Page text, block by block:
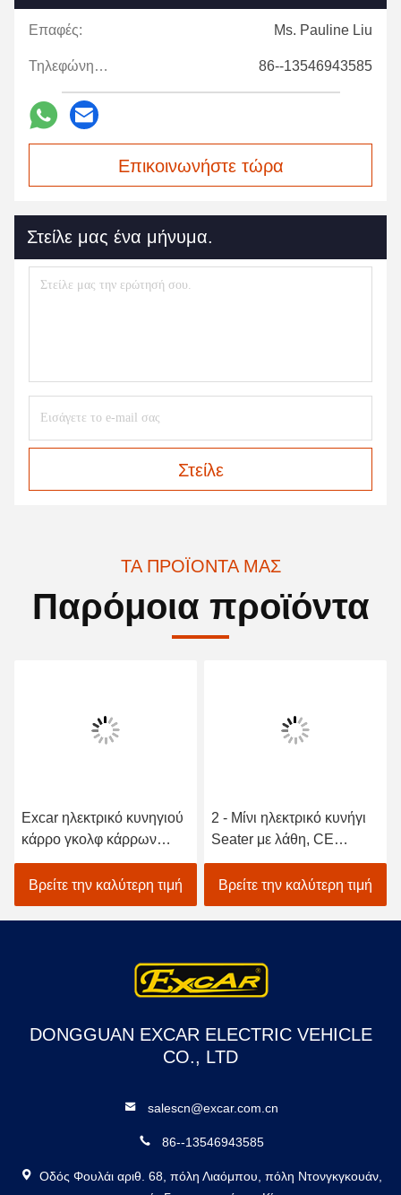
Επαφές: Ms. Pauline Liu
Τηλεφώνημα: 86--13546943585
Επικοινωνήστε τώρα
Στείλε μας ένα μήνυμα.
Στείλε
ΤΑ ΠΡΟΪΌΝΤΑ ΜΑΣ
Παρόμοια προϊόντα
Excar ηλεκτρικό κυνηγιού
κάρρο γκολφ κάρρων
ηλεκτρικό για τα κάρρα
γκολφ κυνηγιού κυνηγιού
Βρείτε την καλύτερη τιμή
2 - Μίνι ηλεκτρικό κυνήγι
Seater με λάθη, CE
οχημάτων τύπων κάρρων
γκολφ εγκεκριμένο
Βρείτε την καλύτερη τιμή
DONGGUAN EXCAR ELECTRIC VEHICLE
CO., LTD
salescn@excar.com.cn
86--13546943585
Οδός Φουλάι αριθ. 68, πόλη Λιαόμπου, πόλη Ντονγκγκουάν,